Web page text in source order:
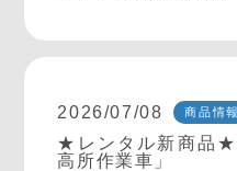
2026/07/08 商品情報
★レンタル新商品★
高所作業車」